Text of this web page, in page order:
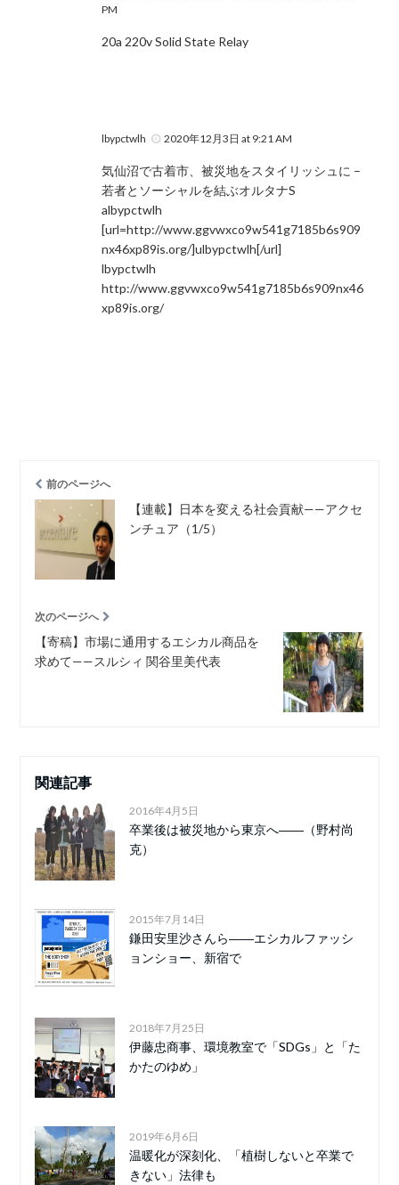
PM
20a 220v Solid State Relay
lbypctwlh 2020年12月3日 at 9:21 AM
気仙沼で古着市、被災地をスタイリッシュに –
若者とソーシャルを結ぶオルタナS
albypctwlh
[url=http://www.ggvwxco9w541g7185b6s909
nx46xp89is.org/]ulbypctwlh[/url]
lbypctwlh
http://www.ggvwxco9w541g7185b6s909nx46
xp89is.org/
前のページへ
【連載】日本を変える社会貢献——アクセ
ンチュア（1/5）
次のページへ
【寄稿】市場に通用するエシカル商品を
求めて——スルシィ 関谷里美代表
関連記事
2016年4月5日
卒業後は被災地から東京へ――（野村尚
克）
2015年7月14日
鎌田安里沙さんら――エシカルファッシ
ョンショー、新宿で
2018年7月25日
伊藤忠商事、環境教室で「SDGs」と「た
かたのゆめ」
2019年6月6日
温暖化が深刻化、「植樹しないと卒業で
きない」法律も